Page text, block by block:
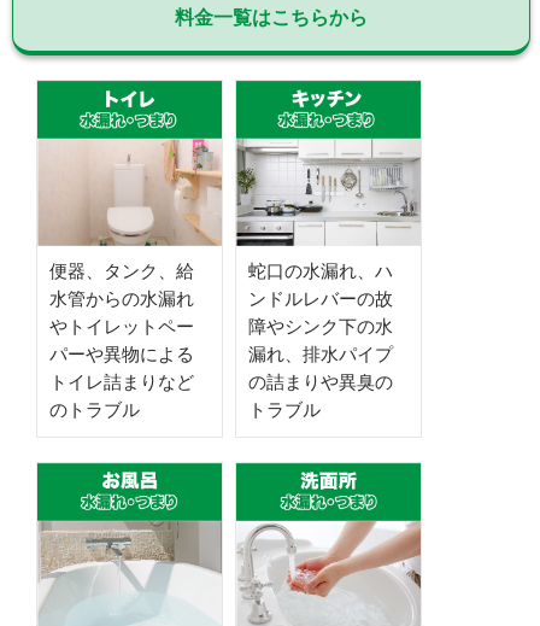
料金一覧はこちらから
便器、タンク、給
水管からの水漏れ
やトイレットペー
パーや異物による
トイレ詰まりなど
のトラブル
蛇口の水漏れ、ハ
ンドルレバーの故
障やシンク下の水
漏れ、排水パイプ
の詰まりや異臭の
トラブル